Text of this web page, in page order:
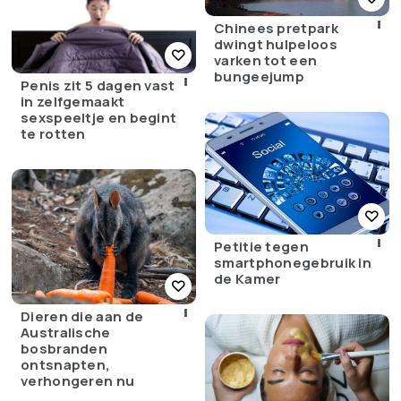
Chinees pretpark
dwingt hulpeloos
varken tot een
bungeejump
Penis zit 5 dagen vast
in zelfgemaakt
sexspeeltje en begint
te rotten
Petitie tegen
smartphonegebruik in
de Kamer
Dieren die aan de
Australische
bosbranden
ontsnapten,
verhongeren nu